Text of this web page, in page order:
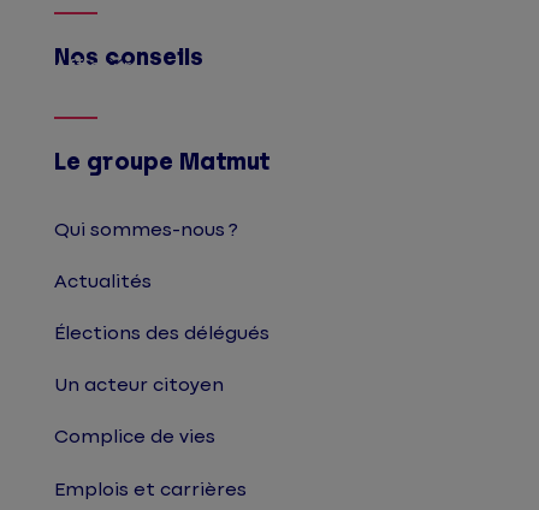
Nos conseils
Afficher
Le groupe Matmut
Qui sommes-nous ?
Actualités
Élections des délégués
Un acteur citoyen
Complice de vies
Emplois et carrières